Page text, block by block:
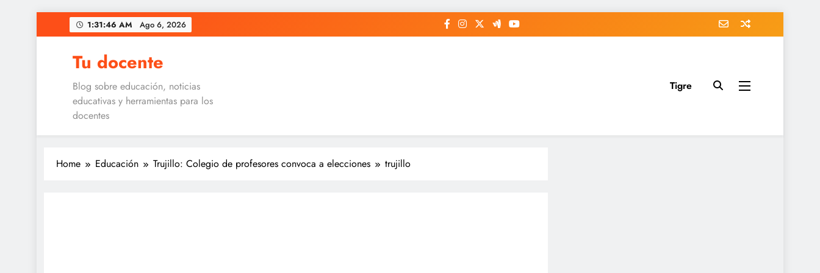
to
1:31:46 AM Ago 6, 2026
Tu docente
Blog sobre educación, noticias
educativas y herramientas para los
docentes
Tigre
Home Educación Trujillo: Colegio de profesores convoca a elecciones trujillo